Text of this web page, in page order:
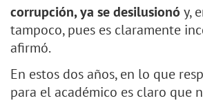
corrupción, ya se desilusionó y,
tampoco, pues es claramente
afirmó.
En estos dos años, en lo que
para el académico es claro que